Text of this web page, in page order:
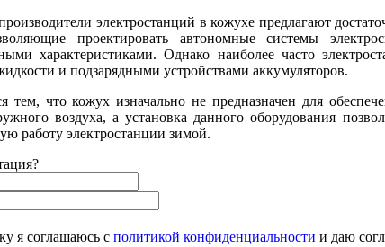
электростанций в кожухе предлагают
проектировать автономные системы
характеристиками. Однако наиболее часто
и подзарядными устройствами аккумуляторов.
тем, что кожух изначально не предназначен для
воздуха, а установка данного оборудования
работу электростанции зимой.
я соглашаюсь с политикой конфиденциальности и даю